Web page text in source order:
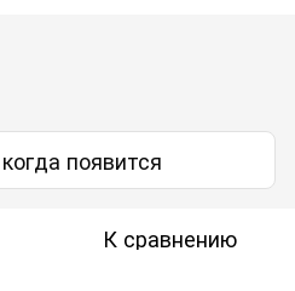
появится
К сравнению